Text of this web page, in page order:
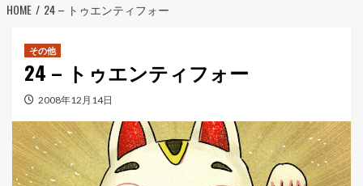
メ
HOME 24 – トゥエンティフォー
その他
24 – トゥエンティフォー
2008年12月14日